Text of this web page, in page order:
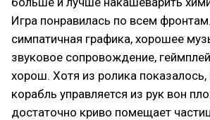
Игра понравилась по всем
симпатичная графика, хорошее
звуковое сопровождение,
хорош. Хотя из ролика
корабль управляется из рук вон
достаточно криво помещает